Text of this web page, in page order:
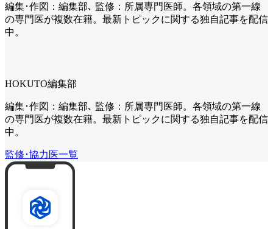
編集･作図：編集部､ 監修：所属専門医師。各領域の第一線
の専門医が複数在籍。最新トピックに関する独自記事を配信
中。
HOKUTO編集部
編集･作図：編集部､ 監修：所属専門医師。各領域の第一線
の専門医が複数在籍。最新トピックに関する独自記事を配信
中。
監修･協力医一覧